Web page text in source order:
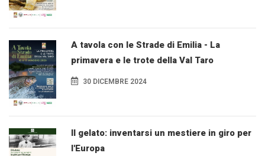
A tavola con le Strade di Emilia - La
primavera e le trote della Val Taro
30 DICEMBRE 2024
Il gelato: inventarsi un mestiere in giro per
l'Europa